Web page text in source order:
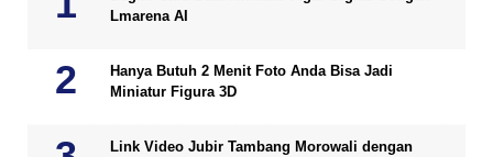
Lmarena AI
Hanya Butuh 2 Menit Foto Anda Bisa Jadi
Miniatur Figura 3D
Link Video Jubir Tambang Morowali dengan